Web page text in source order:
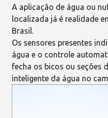
A aplicação de água ou
localizada já é realidade
Brasil.
Os sensores presentes
água e o controle
fecha os bicos ou seções
inteligente da água no